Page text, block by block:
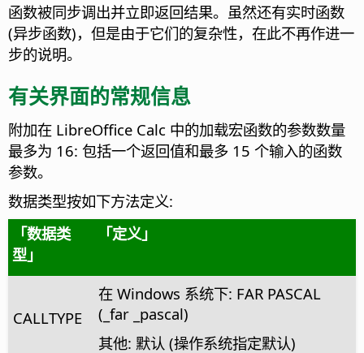
函数被同步调出并立即返回结果。虽然还有实时函数
(异步函数)，但是由于它们的复杂性，在此不再作进一
步的说明。
有关界面的常规信息
附加在 LibreOffice Calc 中的加载宏函数的参数数量
最多为 16: 包括一个返回值和最多 15 个输入的函数
参数。
数据类型按如下方法定义:
「数据类
型」
「定义」
CALLTYPE
在 Windows 系统下: FAR PASCAL
(_far _pascal)
其他: 默认 (操作系统指定默认)